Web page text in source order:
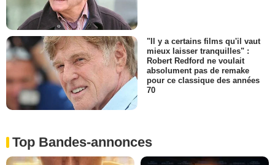
"Il y a certains films qu'il vaut
mieux laisser tranquilles" :
Robert Redford ne voulait
absolument pas de remake
pour ce classique des années
70
Top Bandes-annonces